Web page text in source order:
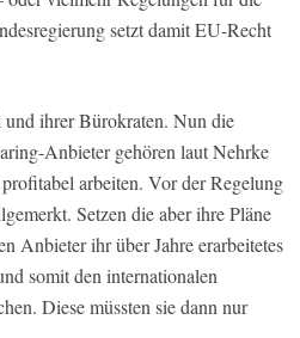
setzt damit EU-Recht
ihrer Bürokraten. Nun die
Anbieter gehören laut Nehrke
arbeiten. Vor der Regelung
Setzen die aber ihre Pläne
Anbieter ihr über Jahre erarbeitetes
somit den internationalen
Diese müssten sie dann nur